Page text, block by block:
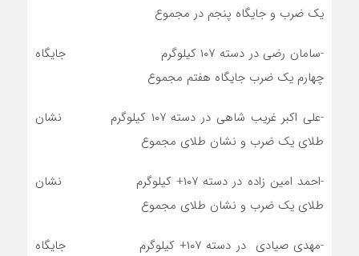
یک ضرب و جایگاه پنجم در مجموع
-سامان رضی در دسته ۱۰۷ کیلوگرم جایگاه
چهارم یک ضرب جایگاه هفتم مجموع
-علی اکبر غریب شاهی در دسته ۱۰۷ کیلوگرم نشان
طلای یک ضرب و نشان طلای مجموع
-احمد امین زاده در دسته ۱۰۷+ کیلوگرم نشان
طلای یک ضرب و نشان طلای مجموع
-مهدی صیادی در دسته ۱۰۷+ کیلوگرم جایگاه